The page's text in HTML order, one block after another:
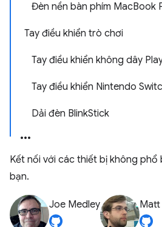
Đèn nền bàn phím MacBook
Tay điều khiển trò chơi
Tay điều khiển không dây
Tay điều khiển Nintendo
Dải đèn BlinkStick
Kết nối với các thiết bị không
bạn.
Joe Medley Matt